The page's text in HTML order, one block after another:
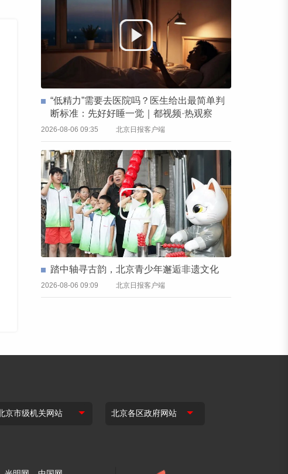
“低精力”需要去医院吗？医生给出最简单判
断标准：先好好睡一觉｜都视频·热观察
2026-08-06 09:35 北京日报客户端
踏中轴寻古韵，北京青少年邂逅非遗文化
2026-08-06 09:09 北京日报客户端